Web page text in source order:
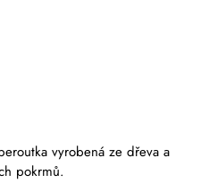
vyrobená ze dřeva a
pokrmů.